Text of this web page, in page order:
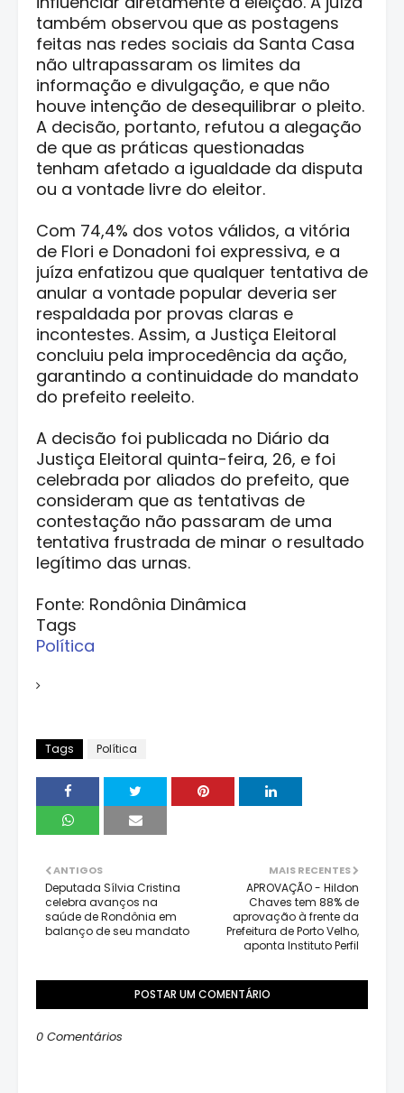
também observou que as postagens
feitas nas redes sociais da Santa Casa
não ultrapassaram os limites da
informação e divulgação, e que não
houve intenção de desequilibrar o pleito.
A decisão, portanto, refutou a alegação
de que as práticas questionadas
tenham afetado a igualdade da disputa
ou a vontade livre do eleitor.
Com 74,4% dos votos válidos, a vitória
de Flori e Donadoni foi expressiva, e a
juíza enfatizou que qualquer tentativa de
anular a vontade popular deveria ser
respaldada por provas claras e
incontestes. Assim, a Justiça Eleitoral
concluiu pela improcedência da ação,
garantindo a continuidade do mandato
do prefeito reeleito.
A decisão foi publicada no Diário da
Justiça Eleitoral quinta-feira, 26, e foi
celebrada por aliados do prefeito, que
consideram que as tentativas de
contestação não passaram de uma
tentativa frustrada de minar o resultado
legítimo das urnas.
Fonte: Rondônia Dinâmica
Tags
Política
Tags Política
MAIS RECENTES
APROVAÇÃO - Hildon
Chaves tem 88% de
aprovação à frente da
Prefeitura de Porto Velho,
aponta Instituto Perfil
ANTIGOS
Deputada Sílvia Cristina
celebra avanços na
saúde de Rondônia em
balanço de seu mandato
POSTAR UM COMENTÁRIO
0 Comentários